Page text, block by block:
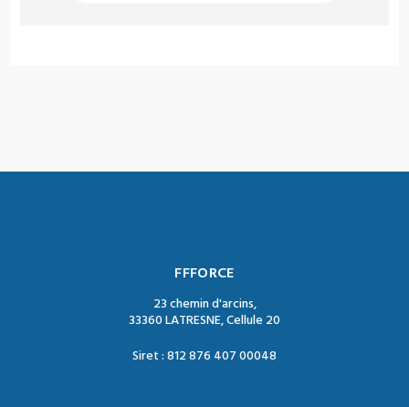
FFFORCE
23 chemin d'arcins,
33360 LATRESNE, Cellule 20
Siret : 812 876 407 00048